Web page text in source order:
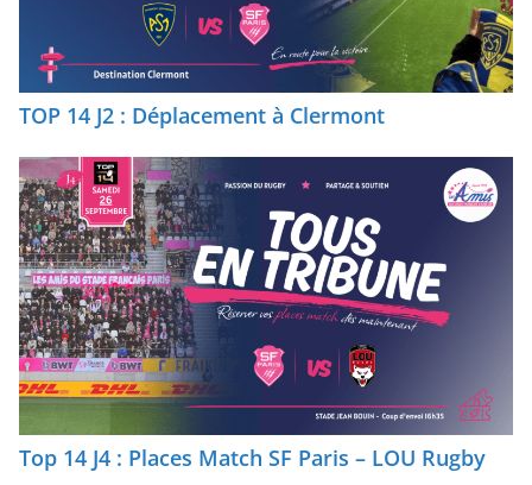
TOP 14 J2 : Déplacement à Clermont
Top 14 J4 : Places Match SF Paris – LOU Rugby